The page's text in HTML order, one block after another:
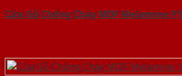
Cửa Gỗ Chống Cháy MDF Melamine P1